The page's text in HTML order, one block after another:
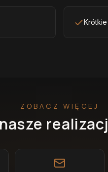
ZOBACZ WIĘCEJ